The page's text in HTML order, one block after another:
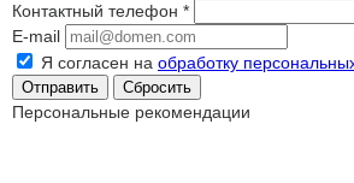
Контактный телефон *
E-mail
Я согласен на обработку
Сбросить
Персональные рекомендации